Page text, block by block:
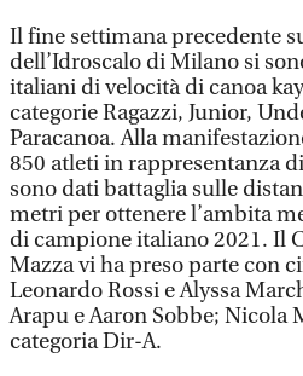
Il fine settimana precedente
dell’Idroscalo di Milano si
italiani di velocità di canoa
categorie Ragazzi, Junior,
Paracanoa. Alla
850 atleti in rappresentanza
sono dati battaglia sulle
metri per ottenere l’ambita
di campione italiano 2021. Il
Mazza vi ha preso parte con
Leonardo Rossi e Alyssa
Arapu e Aaron Sobbe; Nicola
categoria Dir-A.